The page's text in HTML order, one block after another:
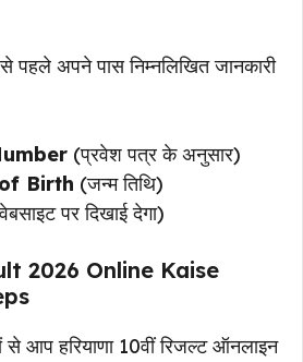
अपने पास निम्नलिखित जानकारी
(प्रवेश पत्र के अनुसार)
Birth (जन्म तिथि)
पर दिखाई देगा)
2026 Online Kaise
से आप हरियाणा 10वीं रिजल्ट ऑनलाइन